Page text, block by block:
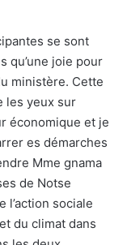
se sont
qu’une joie pour
ministère. Cette
les yeux sur
économique et je
es démarches
Mme gnama
de Notse
l’action sociale
du climat dans